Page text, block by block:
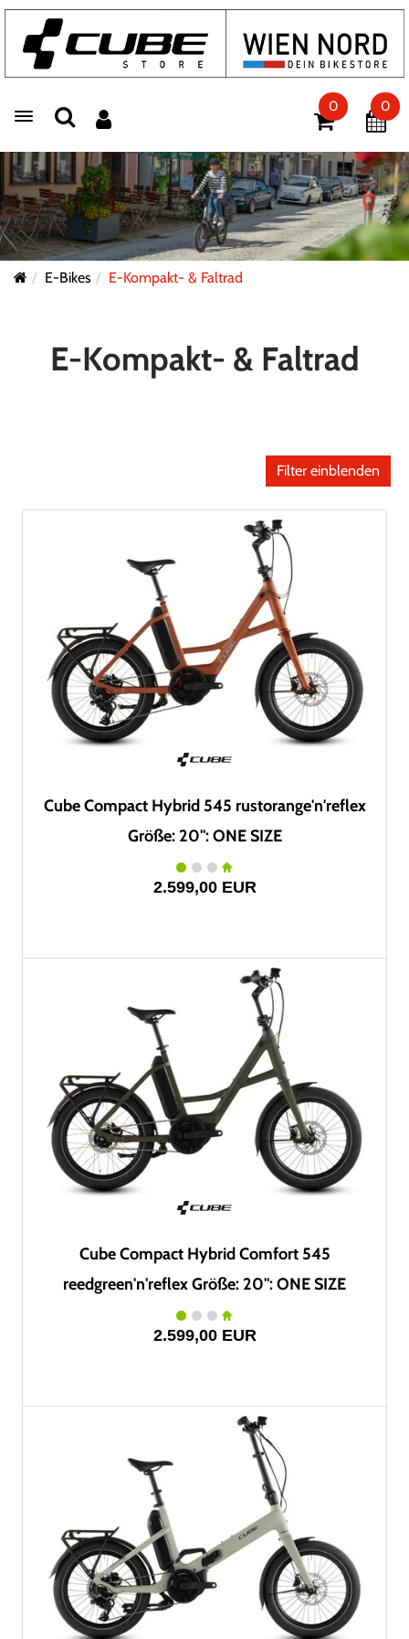
Toggle navigation
0 0
E-Bikes E-Kompakt- & Faltrad
E-Kompakt- & Faltrad
Filter einblenden
Cube Compact Hybrid 545 rustorange'n'reflex
Größe: 20": ONE SIZE
2.599,00 EUR
Cube Compact Hybrid Comfort 545
reedgreen'n'reflex Größe: 20": ONE SIZE
2.599,00 EUR